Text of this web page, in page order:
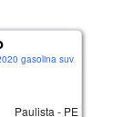
gasolina suv
Paulista - PE